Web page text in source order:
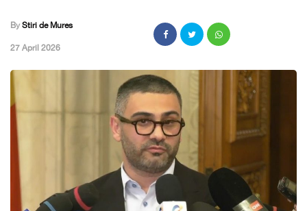
By Stiri de Mures
,27 April 2026